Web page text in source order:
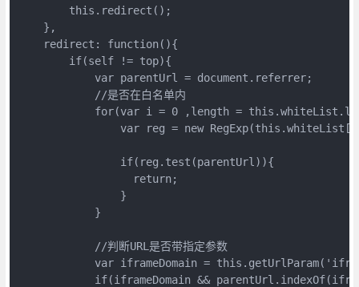
        this.redirect();
    },
    redirect: function(){
        if(self != top){
            var parentUrl = document.referrer;
            //是否在白名单内
for(var i = 0 ,length =
var reg = new
                if(reg.test(parentUrl)){
                  return;
                }
            }
            //判断URL是否带指定参数
var iframeDomain =
if(iframeDomain &&